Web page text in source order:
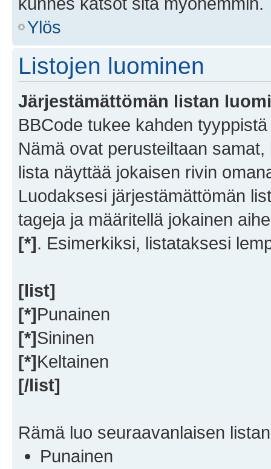
Ylös
Listojen luominen
Järjestämättömän listan
BBCode tukee kahden
Nämä ovat perusteiltaan
lista näyttää jokaisen rivin
Luodaksesi järjestämättömän
tageja ja määritellä jokainen
[*]. Esimerkiksi, listataksesi
[list]
[*]Punainen
[*]Sininen
[*]Keltainen
[/list]
Rämä luo seuraavanlaisen
Punainen